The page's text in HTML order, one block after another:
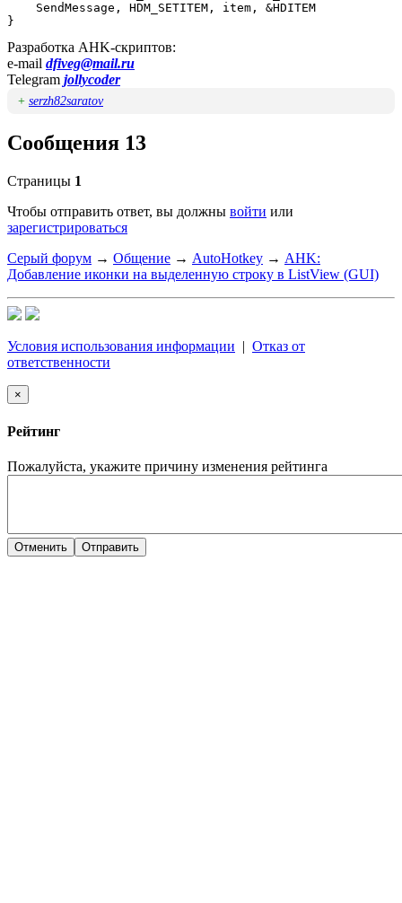
    SendMessage, HDM_SETITEM, item, &HDITEM
}
Разработка AHK-скриптов:
e-mail dfiveg@mail.ru
Telegram jollycoder
+ serzh82saratov
Сообщения 13
Страницы 1
Чтобы отправить ответ, вы должны войти или
зарегистрироваться
Серый форум → Общение → AutoHotkey → AHK:
Добавление иконки на выделенную строку в ListView (GUI)
Условия использования информации | Отказ от
ответственности
×
Рейтинг
Пожалуйста, укажите причину изменения рейтинга
Отменить Отправить